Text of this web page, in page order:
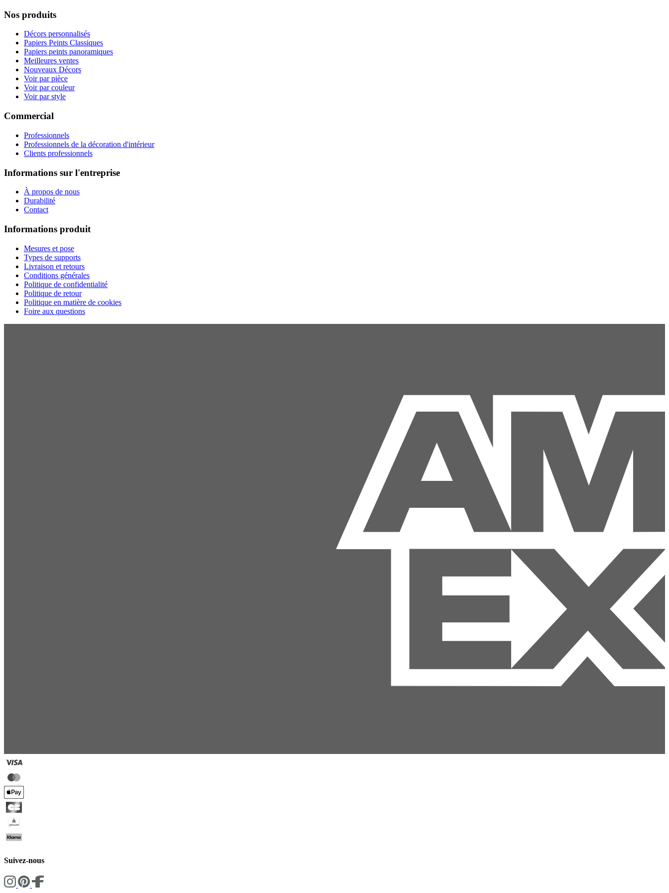
Nos produits
Décors personnalisés
Papiers Peints Classiques
Papiers peints panoramiques
Meilleures ventes
Nouveaux Décors
Voir par pièce
Voir par couleur
Voir par style
Commercial
Professionnels
Professionnels de la décoration d'intérieur
Clients professionnels
Informations sur l'entreprise
À propos de nous
Durabilité
Contact
Informations produit
Mesures et pose
Types de supports
Livraison et retours
Conditions générales
Politique de confidentialité
Politique de retour
Politique en matière de cookies
Foire aux questions
Suivez-nous